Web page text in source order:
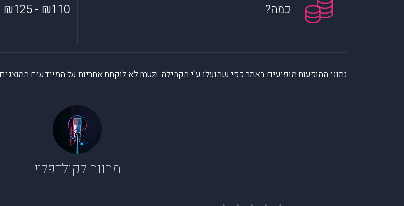
כמה? ₪110 - ₪125
נתוני ההופעות מופיעים באתר כפי שהועלו ע"י הקהילה. muzi לא לוקחת אחריות על המיידעים המוצגים.
מחווה לקולדפליי